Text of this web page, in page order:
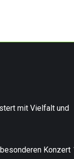
mit Vielfalt und
Konzert